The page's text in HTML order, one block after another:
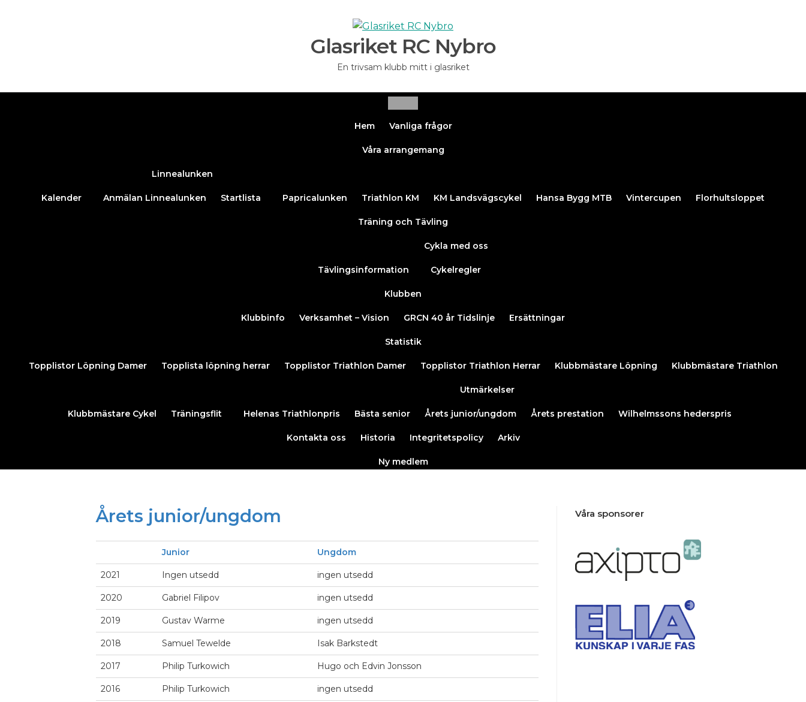
Glasriket RC Nybro
En trivsam klubb mitt i glasriket
Hem Vanliga frågor
Våra arrangemang
Kalender
Linnealunken
Anmälan Linnealunken Startlista Papricalunken Triathlon KM KM Landsvägscykel Hansa Bygg MTB Vintercupen Florhultsloppet
Träning och Tävling
Tävlingsinformation
Cykla med oss
Cykelregler
Klubben
Klubbinfo Verksamhet – Vision GRCN 40 år Tidslinje Ersättningar
Statistik
Topplistor Löpning Damer Topplista löpning herrar Topplistor Triathlon Damer Topplistor Triathlon Herrar Klubbmästare Löpning Klubbmästare Triathlon
Klubbmästare Cykel Träningsflit
Utmärkelser
Helenas Triathlonpris Bästa senior Årets junior/ungdom Årets prestation Wilhelmssons hederspris
Kontakta oss Historia Integritetspolicy Arkiv
Ny medlem
Årets junior/ungdom
Junior Ungdom
2021 Ingen utsedd ingen utsedd
2020 Gabriel Filipov ingen utsedd
2019 Gustav Warme ingen utsedd
2018 Samuel Tewelde Isak Barkstedt
2017 Philip Turkowich Hugo och Edvin Jonsson
2016 Philip Turkowich ingen utsedd
Våra sponsorer